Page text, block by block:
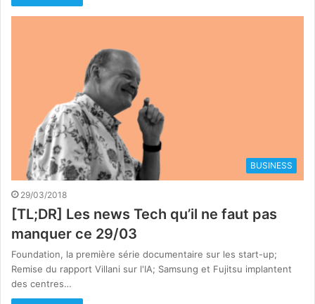
BUSINESS
29/03/2018
[TL;DR] Les news Tech qu’il ne faut pas
manquer ce 29/03
Foundation, la première série documentaire sur les start-up;
Remise du rapport Villani sur l'IA; Samsung et Fujitsu implantent
des centres…